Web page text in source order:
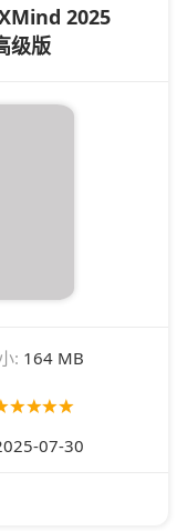
2025
级版
: 164 MB
07-30